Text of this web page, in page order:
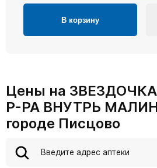
В корзину
Цены на
Р-РА ВНУТРЬ
городе Писцово